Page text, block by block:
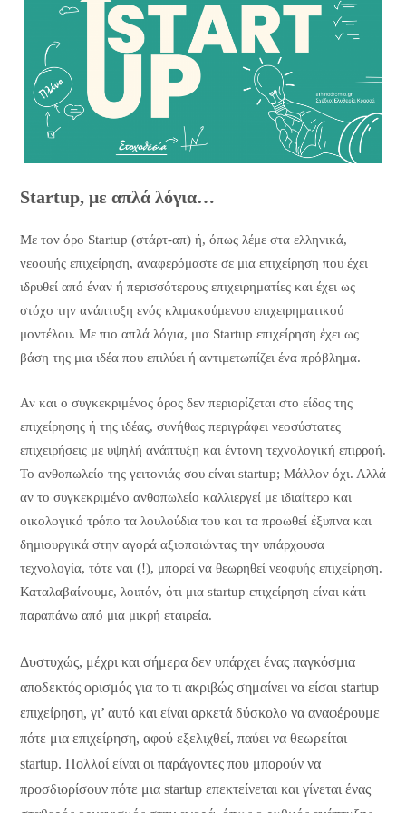
Startup, με απλά λόγια…
Με τον όρο Startup (στάρτ-απ) ή, όπως λέμε στα ελληνικά,
νεοφυής επιχείρηση, αναφερόμαστε σε μια επιχείρηση που έχει
ιδρυθεί από έναν ή περισσότερους επιχειρηματίες και έχει ως
στόχο την ανάπτυξη ενός κλιμακούμενου επιχειρηματικού
μοντέλου. Με πιο απλά λόγια, μια Startup επιχείρηση έχει ως
βάση της μια ιδέα που επιλύει ή αντιμετωπίζει ένα πρόβλημα.
Αν και ο συγκεκριμένος όρος δεν περιορίζεται στο είδος της
επιχείρησης ή της ιδέας, συνήθως περιγράφει νεοσύστατες
επιχειρήσεις με υψηλή ανάπτυξη και έντονη τεχνολογική επιρροή.
Το ανθοπωλείο της γειτονιάς σου είναι startup; Μάλλον όχι. Αλλά
αν το συγκεκριμένο ανθοπωλείο καλλιεργεί με ιδιαίτερο και
οικολογικό τρόπο τα λουλούδια του και τα προωθεί έξυπνα και
δημιουργικά στην αγορά αξιοποιώντας την υπάρχουσα
τεχνολογία, τότε ναι (!), μπορεί να θεωρηθεί νεοφυής επιχείρηση.
Καταλαβαίνουμε, λοιπόν, ότι μια startup επιχείρηση είναι κάτι
παραπάνω από μια μικρή εταιρεία.
Δυστυχώς, μέχρι και σήμερα δεν υπάρχει ένας παγκόσμια
αποδεκτός ορισμός για το τι ακριβώς σημαίνει να είσαι startup
επιχείρηση, γι’ αυτό και είναι αρκετά δύσκολο να αναφέρουμε
πότε μια επιχείρηση, αφού εξελιχθεί, παύει να θεωρείται
startup. Πολλοί είναι οι παράγοντες που μπορούν να
προσδιορίσουν πότε μια startup επεκτείνεται και γίνεται ένας